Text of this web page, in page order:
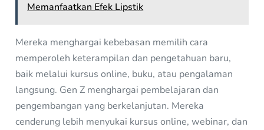
Memanfaatkan Efek Lipstik
Mereka menghargai kebebasan memilih cara
memperoleh keterampilan dan pengetahuan baru,
baik melalui kursus online, buku, atau pengalaman
langsung. Gen Z menghargai pembelajaran dan
pengembangan yang berkelanjutan. Mereka
cenderung lebih menyukai kursus online, webinar, dan